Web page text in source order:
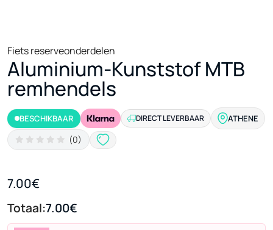
Fiets reserveonderdelen
Aluminium-Kunststof MTB
remhendels
BESCHIKBAAR DIRECT LEVERBAAR ATHENE
(0)
7.00€
Totaal:7.00€